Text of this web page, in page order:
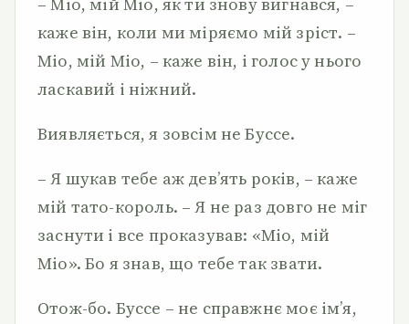
каже він, коли ми міряємо мій зріст. –
Mio, мій Mio, – каже він, і голос у нього
ласкавий і ніжний.
Виявляється, я зовсім не Буссе.
– Я шукав тебе аж дев’ять років, – каже
мій тато-король. – Я не раз довго не міг
заснути і все проказував: «Mio, мій
Mio». Бо я знав, що тебе так звати.
Отож-бо. Буссе – не справжнє моє ім’я,